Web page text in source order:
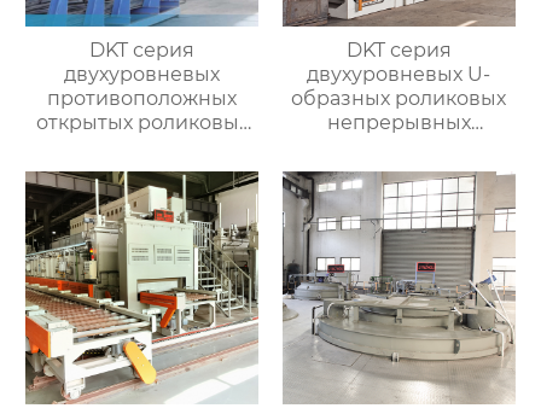
DKT серия
двухуровневых
противоположных
открытых роликовых
отжигательных печей
DKT серия
двухуровневых U-
образных роликовых
непрерывных